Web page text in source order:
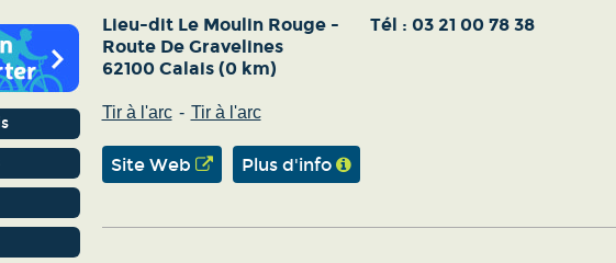
Lieu-dit Le Moulin Rouge -
Route De Gravelines
62100 Calais (0 km)
Tél : 03 21 00 78 38
Tir à l'arc Tir à l'arc
Site Web Plus d'info